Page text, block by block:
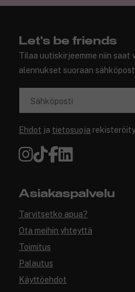
Let's be friends
Tilaa uutiskirjeemme niin saat
alennukset suoraan
Sähköposti
Ehdot ja tietosuoja
Asiakaspalvelu
Tarvitsetko apua?
Ota meihin yhteyttä
Toimitus
Palautus
Käyttöehdot